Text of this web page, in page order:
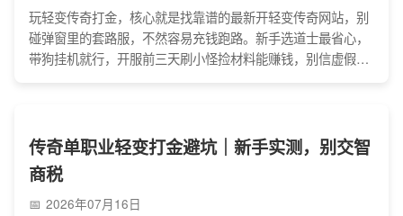
玩轻变传奇打金，核心就是找靠谱的最新开轻变传奇网站，别
碰弹窗里的套路服，不然容易充钱跑路。新手选道士最省心，
带狗挂机就行，开服前三天刷小怪捡材料能赚钱，别信虚假回
传奇单职业轻变打金避坑｜新手实测，别交智
商税
2026年07月16日